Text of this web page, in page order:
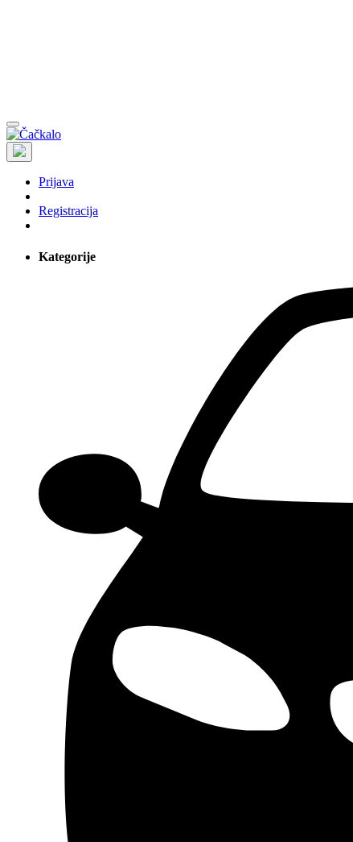
Prijava
Registracija
Kategorije